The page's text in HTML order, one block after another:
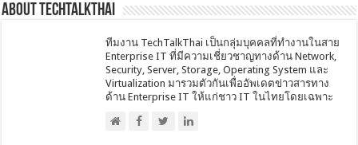
About techtalkthai
ทีมงาน TechTalkThai เป็นกลุ่มบุคคลที่ทำงานในสาย
Enterprise IT ที่มีความเชี่ยวชาญทางด้าน Network,
Security, Server, Storage, Operating System และ
Virtualization มารวมตัวกันเพื่ออัพเดตข่าวสารทาง
ด้าน Enterprise IT ให้แก่ชาว IT ในไทยโดยเฉพาะ